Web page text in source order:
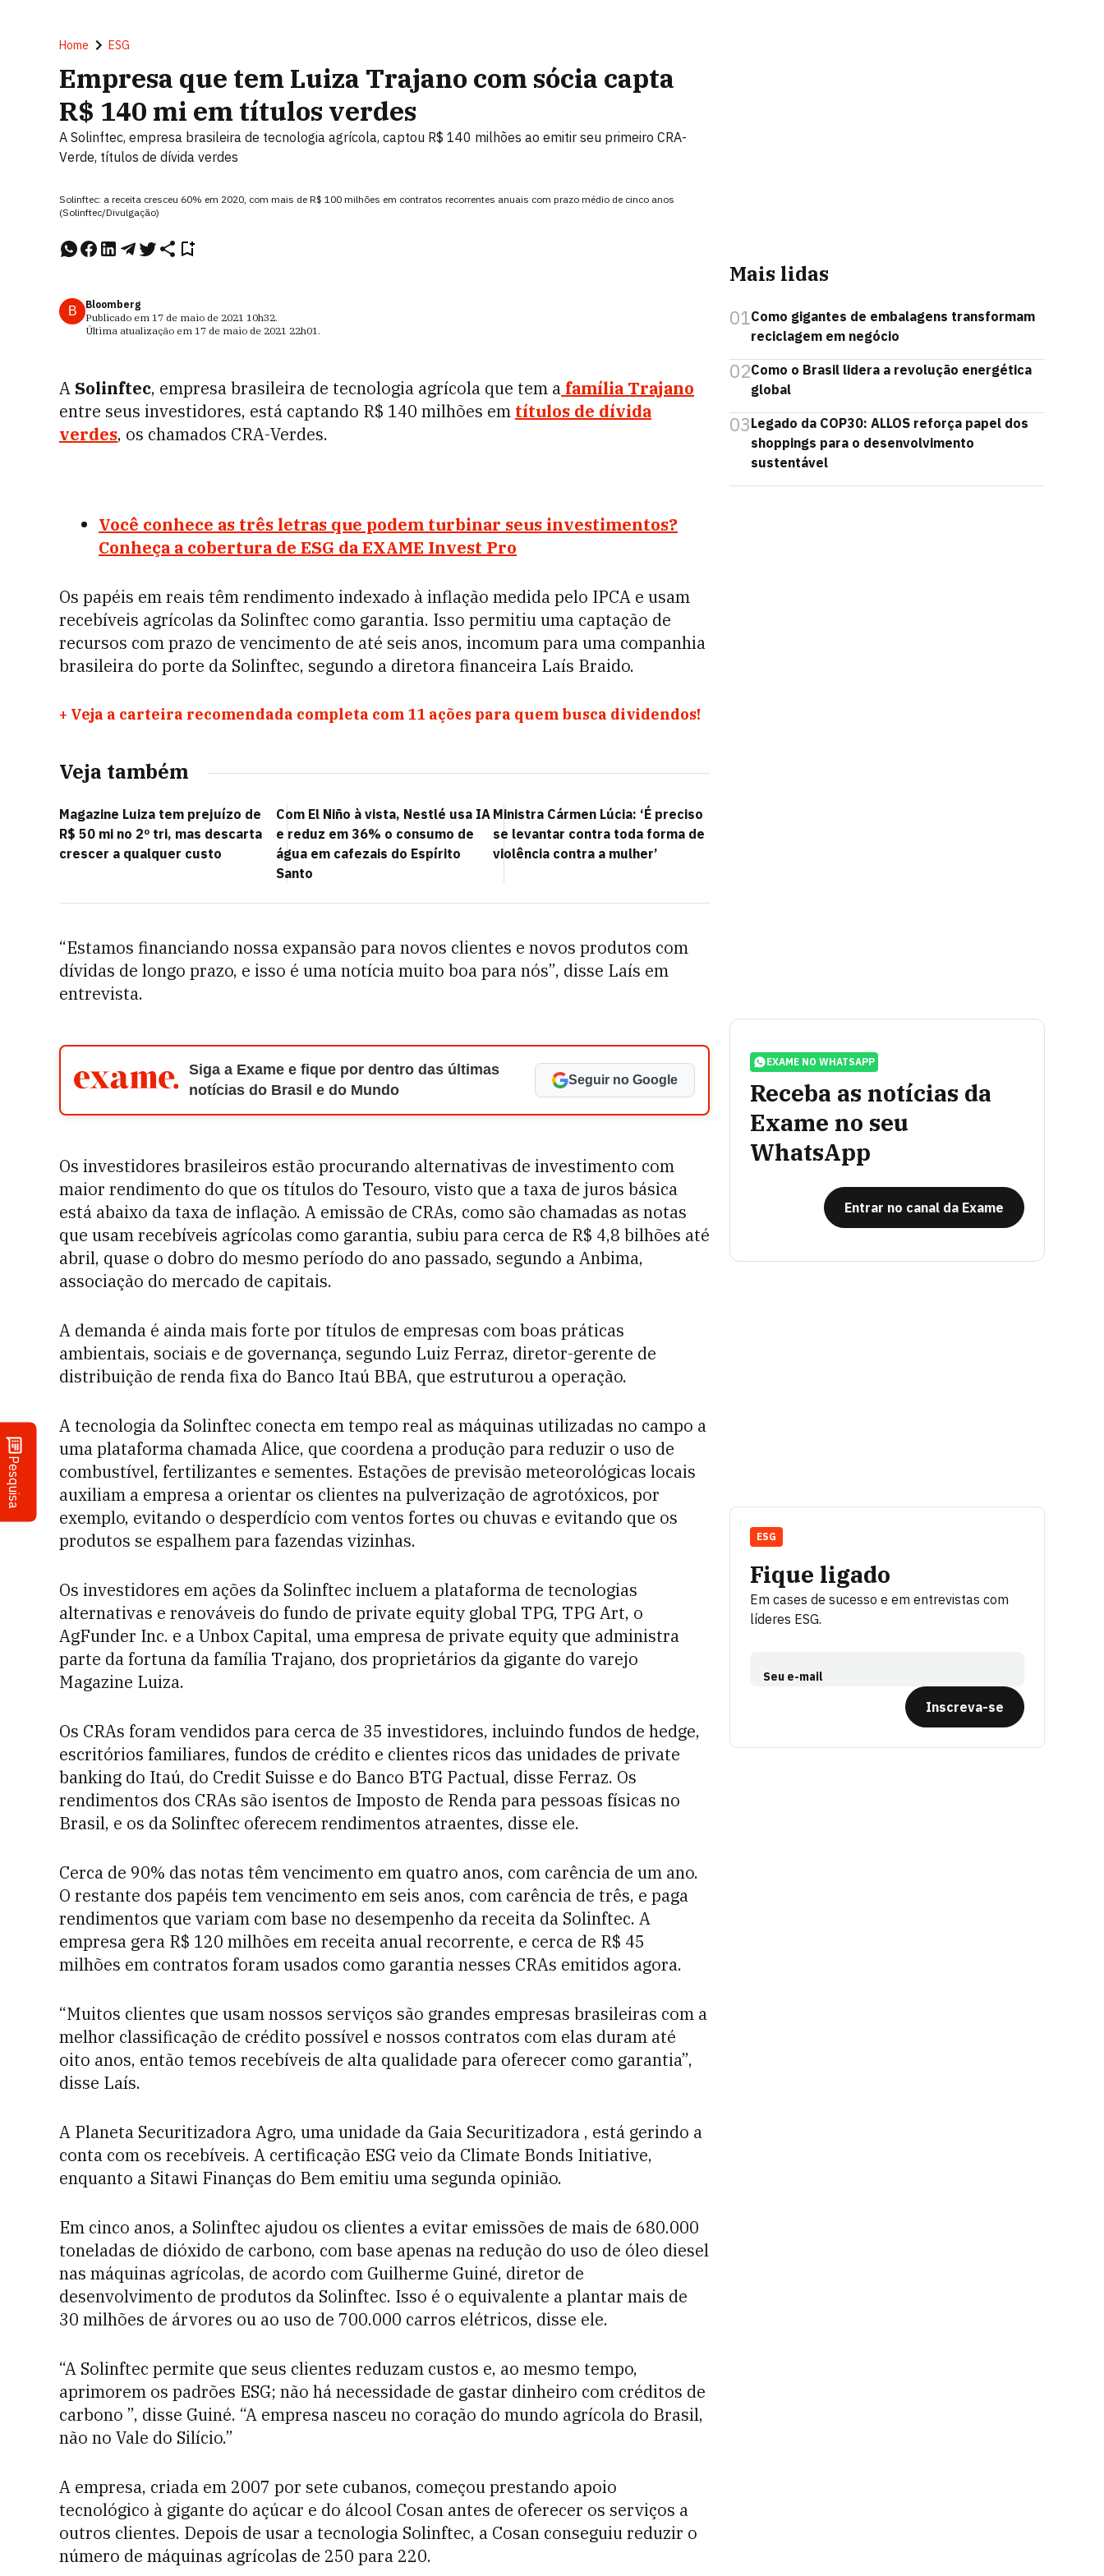
Pesquisa
Home ESG
Empresa que tem Luiza Trajano com sócia capta
R$ 140 mi em títulos verdes
A Solinftec, empresa brasileira de tecnologia agrícola, captou R$ 140 milhões ao emitir seu primeiro CRA-
Verde, títulos de dívida verdes
Solinftec: a receita cresceu 60% em 2020, com mais de R$ 100 milhões em contratos recorrentes anuais com prazo médio de cinco anos
(Solinftec/Divulgação)
B
Bloomberg
Publicado em 17 de maio de 2021 10h32.
Última atualização em 17 de maio de 2021 22h01.
A Solinftec, empresa brasileira de tecnologia agrícola que tem a família Trajano
entre seus investidores, está captando R$ 140 milhões em títulos de dívida
verdes, os chamados CRA-Verdes.
Você conhece as três letras que podem turbinar seus investimentos?
Conheça a cobertura de ESG da EXAME Invest Pro
Os papéis em reais têm rendimento indexado à inflação medida pelo IPCA e usam
recebíveis agrícolas da Solinftec como garantia. Isso permitiu uma captação de
recursos com prazo de vencimento de até seis anos, incomum para uma companhia
brasileira do porte da Solinftec, segundo a diretora financeira Laís Braido.
+ Veja a carteira recomendada completa com 11 ações para quem busca dividendos!
Veja também
Magazine Luiza tem prejuízo de
R$ 50 mi no 2º tri, mas descarta
crescer a qualquer custo
Com El Niño à vista, Nestlé usa IA
e reduz em 36% o consumo de
água em cafezais do Espírito
Santo
Ministra Cármen Lúcia: ‘É preciso
se levantar contra toda forma de
violência contra a mulher’
“Estamos financiando nossa expansão para novos clientes e novos produtos com
dívidas de longo prazo, e isso é uma notícia muito boa para nós”, disse Laís em
entrevista.
Siga a Exame e fique por dentro das últimas
notícias do Brasil e do Mundo
Seguir no Google
Os investidores brasileiros estão procurando alternativas de investimento com
maior rendimento do que os títulos do Tesouro, visto que a taxa de juros básica
está abaixo da taxa de inflação. A emissão de CRAs, como são chamadas as notas
que usam recebíveis agrícolas como garantia, subiu para cerca de R$ 4,8 bilhões até
abril, quase o dobro do mesmo período do ano passado, segundo a Anbima,
associação do mercado de capitais.
A demanda é ainda mais forte por títulos de empresas com boas práticas
ambientais, sociais e de governança, segundo Luiz Ferraz, diretor-gerente de
distribuição de renda fixa do Banco Itaú BBA, que estruturou a operação.
A tecnologia da Solinftec conecta em tempo real as máquinas utilizadas no campo a
uma plataforma chamada Alice, que coordena a produção para reduzir o uso de
combustível, fertilizantes e sementes. Estações de previsão meteorológicas locais
auxiliam a empresa a orientar os clientes na pulverização de agrotóxicos, por
exemplo, evitando o desperdício com ventos fortes ou chuvas e evitando que os
produtos se espalhem para fazendas vizinhas.
Os investidores em ações da Solinftec incluem a plataforma de tecnologias
alternativas e renováveis ​​do fundo de private equity global TPG, TPG Art, o
AgFunder Inc. e a Unbox Capital, uma empresa de private equity que administra
parte da fortuna da família Trajano, dos proprietários da gigante do varejo
Magazine Luiza.
Os CRAs foram vendidos para cerca de 35 investidores, incluindo fundos de hedge,
escritórios familiares, fundos de crédito e clientes ricos das unidades de private
banking do Itaú, do Credit Suisse e do Banco BTG Pactual, disse Ferraz. Os
rendimentos dos CRAs são isentos de Imposto de Renda para pessoas físicas no
Brasil, e os da Solinftec oferecem rendimentos atraentes, disse ele.
Cerca de 90% das notas têm vencimento em quatro anos, com carência de um ano.
O restante dos papéis tem vencimento em seis anos, com carência de três, e paga
rendimentos que variam com base no desempenho da receita da Solinftec. A
empresa gera R$ 120 milhões em receita anual recorrente, e cerca de R$ 45
milhões em contratos foram usados ​​como garantia nesses CRAs emitidos agora.
“Muitos clientes que usam nossos serviços são grandes empresas brasileiras com a
melhor classificação de crédito possível e nossos contratos com elas duram até
oito anos, então temos recebíveis de alta qualidade para oferecer como garantia”,
disse Laís.
A Planeta Securitizadora Agro, uma unidade da Gaia Securitizadora , está gerindo a
conta com os recebíveis. A certificação ESG veio da Climate Bonds Initiative,
enquanto a Sitawi Finanças do Bem emitiu uma segunda opinião.
Em cinco anos, a Solinftec ajudou os clientes a evitar emissões de mais de 680.000
toneladas de dióxido de carbono, com base apenas na redução do uso de óleo diesel
nas máquinas agrícolas, de acordo com Guilherme Guiné, diretor de
desenvolvimento de produtos da Solinftec. Isso é o equivalente a plantar mais de
30 milhões de árvores ou ao uso de 700.000 carros elétricos, disse ele.
“A Solinftec permite que seus clientes reduzam custos e, ao mesmo tempo,
aprimorem os padrões ESG; não há necessidade de gastar dinheiro com créditos de
carbono ”, disse Guiné. “A empresa nasceu no coração do mundo agrícola do Brasil,
não no Vale do Silício.”
A empresa, criada em 2007 por sete cubanos, começou prestando apoio
tecnológico à gigante do açúcar e do álcool Cosan antes de oferecer os serviços a
outros clientes. Depois de usar a tecnologia Solinftec, a Cosan conseguiu reduzir o
número de máquinas agrícolas de 250 para 220.
Mais lidas
01Como gigantes de embalagens transformam
reciclagem em negócio
02Como o Brasil lidera a revolução energética
global
03Legado da COP30: ALLOS reforça papel dos
shoppings para o desenvolvimento
sustentável
EXAME NO WHATSAPP
Receba as notícias da
Exame no seu
WhatsApp
Entrar no canal da Exame
Fique ligado
Em cases de sucesso e em entrevistas com
líderes ESG.
Seu e-mail
Inscreva-se
ESG